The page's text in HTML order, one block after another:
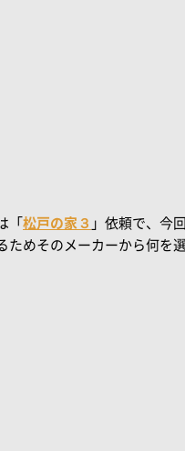
「 松戸の家３ 」依頼で、今
ためそのメーカーから何を